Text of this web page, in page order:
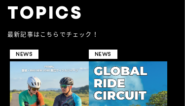
TOPICS
最新記事はこちらでチェック！
NEWS NEWS